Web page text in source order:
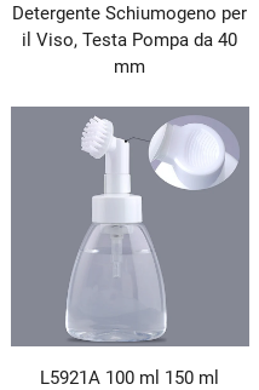
Detergente Schiumogeno per
il Viso, Testa Pompa da 40
mm
L5921A 100 ml 150 ml